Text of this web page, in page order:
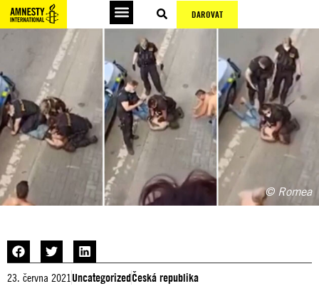
DAROVAT
© Romea
23. června 2021UncategorizedČeská republika